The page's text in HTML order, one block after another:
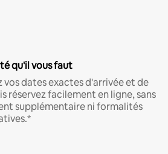
qu'il vous faut
vos dates exactes d'arrivée et de
réservez facilement en ligne, sans
supplémentaire ni formalités